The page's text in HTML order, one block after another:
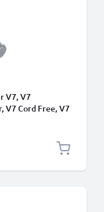
V7, V7
V7 Cord Free, V7
viti